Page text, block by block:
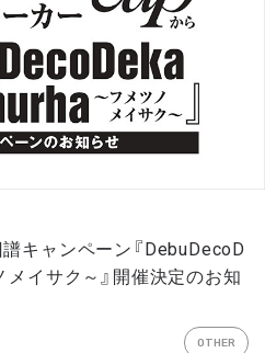
キャンペーン『DebuDecoD
イサク～』開催決定のお知
OTHER